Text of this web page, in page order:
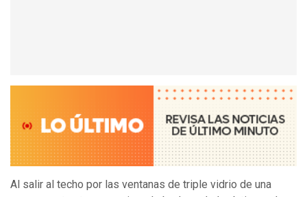
Al salir al techo por las ventanas de triple vidrio de una